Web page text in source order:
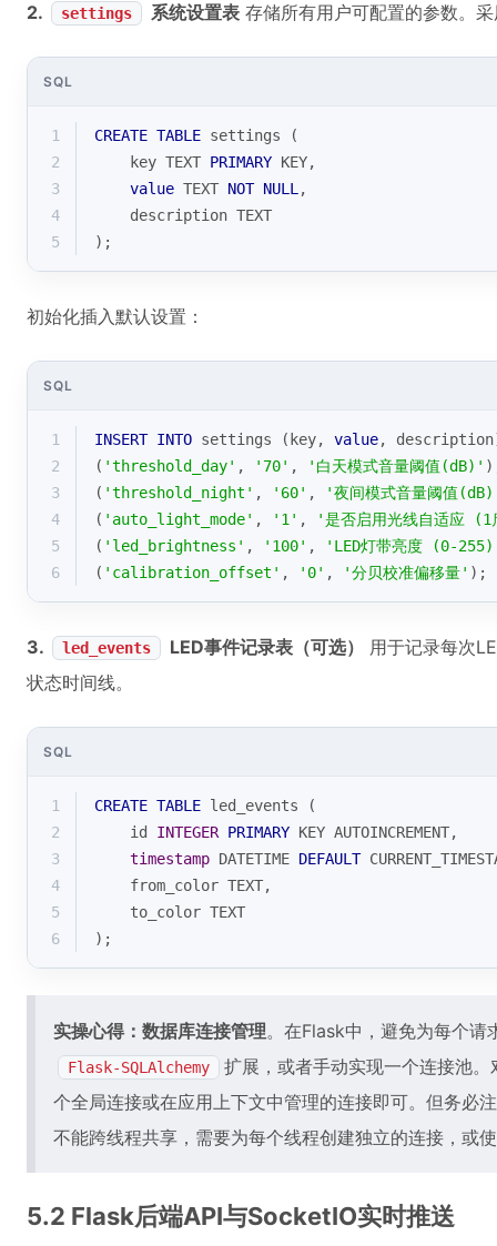
2. settings 系统设置表 存储所有用户可配置的参数。
SQL
1 CREATE TABLE settings (
2
    key TEXT
PRIMARY KEY,
3
value TEXT NOT NULL ,
4
    description TEXT
5
);
初始化插入默认设置：
SQL
1 INSERT INTO settings (key, value,
2
( 'threshold_day' , '70' , '白天模式音量阈值(dB)'
3
( 'threshold_night' , '60' ,
'夜间模式音量阈值
4
( 'auto_light_mode' , '1' ,
'是否启用光线自适应
5
( 'led_brightness' , '100' ,
'LED灯带亮度 (0-
6
( 'calibration_offset' , '0' , '分贝校准偏移量' );
3. led_events LED事件记录表（可选）
用于记录每次
状态时间线。
SQL
1 CREATE TABLE led_events (
2
    id
INTEGER PRIMARY KEY AUTOINCREMENT,
3
timestamp DATETIME DEFAULT
4
    from_color TEXT,
5
    to_color TEXT
6
);
实操心得：数据库连接管理。在Flask中，避免为每个请
Flask-SQLAlchemy
扩展，或者手动实现一个连接池
个全局连接或在应用上下文中管理的连接即可。但务必
不能跨线程共享，需要为每个线程创建独立的连接，或
5.2 Flask后端API与SocketIO实时推送